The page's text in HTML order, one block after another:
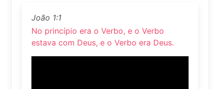
João 1:1
No princípio era o Verbo, e o Verbo
estava com Deus, e o Verbo era Deus.